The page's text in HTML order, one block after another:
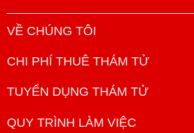
VỀ CHÚNG TÔI
CHI PHÍ THUÊ THÁM TỬ
TUYỂN DỤNG THÁM TỬ
QUY TRÌNH LÀM VIỆC